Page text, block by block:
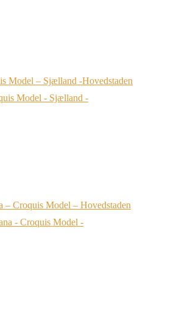
Model – Sjælland -Hovedstaden
– Croquis Model – Hovedstaden